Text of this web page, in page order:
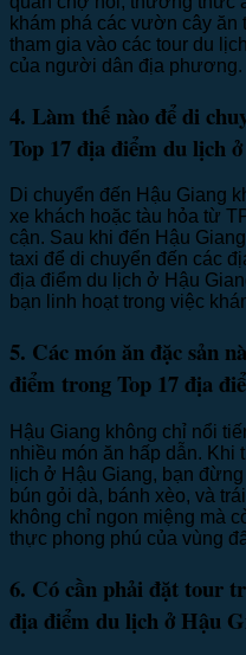
khám phá các vườn cây ăn
tham gia vào các tour du
của người dân địa phương.
4. Làm thế nào để di
Top 17 địa điểm du lịch
Di chuyển đến Hậu Giang
xe khách hoặc tàu hỏa từ
cận. Sau khi đến Hậu
taxi để di chuyển đến các
địa điểm du lịch ở Hậu
bạn linh hoạt trong việc
5. Các món ăn đặc sản
điểm trong Top 17 địa
Hậu Giang không chỉ nổi
nhiều món ăn hấp dẫn. Khi
lịch ở Hậu Giang, bạn
bún gỏi dà, bánh xèo, và
không chỉ ngon miệng mà
thực phong phú của vùng
6. Có cần phải đặt tour
địa điểm du lịch ở Hậu